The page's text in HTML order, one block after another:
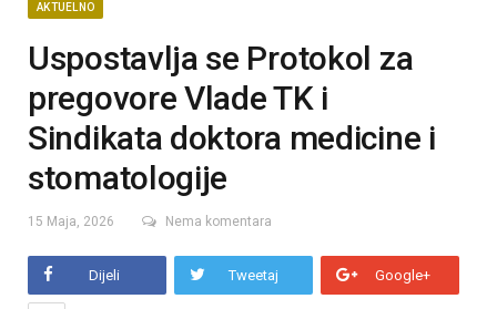
AKTUELNO
Uspostavlja se Protokol za
pregovore Vlade TK i
Sindikata doktora medicine i
stomatologije
15 Maja, 2026 Nema komentara
Dijeli Tweetaj Google+